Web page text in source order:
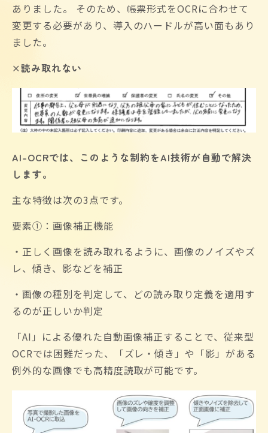
ありました。 そのため、帳票形式をOCRに合わせて
変更する必要があり、導入のハードルが高い面もあり
ました。
×読み取れない
AI-OCRでは、このような制約をAI技術が自動で解決
します。
主な特徴は次の3点です。
要素①：画像補正機能
・正しく画像を読み取れるように、画像のノイズやズ
レ、傾き、影などを補正
・画像の種別を判定して、どの読み取り定義を適用す
るのが正しいか判定
「AI」による優れた自動画像補正することで、従来型
OCRでは困難だった、「ズレ・傾き」や「影」がある
例外的な画像でも高精度読取が可能です。